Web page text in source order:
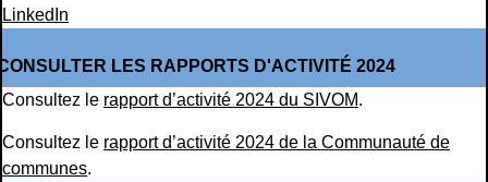
LinkedIn
LES RAPPORTS D'ACTIVITÉ 2024
Consultez le rapport d’activité 2024 du SIVOM.
Consultez le rapport d’activité 2024 de la Communauté de
communes.